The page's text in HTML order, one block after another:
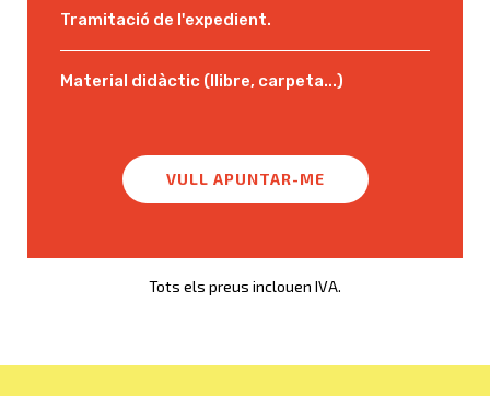
Tramitació de l'expedient.
Material didàctic (llibre, carpeta...)
VULL APUNTAR-ME
Tots els preus inclouen IVA.